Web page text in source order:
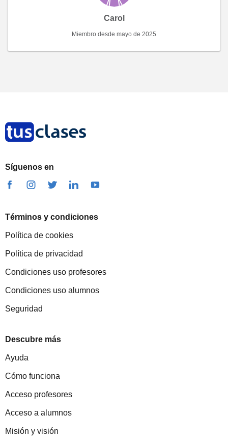
Carol
Miembro desde mayo de 2025
Síguenos en
Términos y condiciones
Política de cookies
Política de privacidad
Condiciones uso profesores
Condiciones uso alumnos
Seguridad
Descubre más
Ayuda
Cómo funciona
Acceso profesores
Acceso a alumnos
Misión y visión